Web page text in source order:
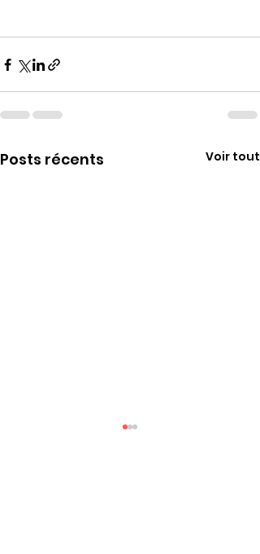
Posts récents Voir tout